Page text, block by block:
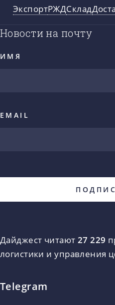
ЭкспортРЖДСклад
Новости на почту
ИМЯ
EMAIL
Дайджест читают 27 229
логистики и управления
Telegram